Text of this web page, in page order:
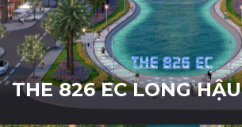
THE 826 EC LONG HẬU